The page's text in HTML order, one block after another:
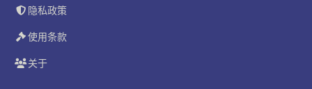
隐私政策
使用条款
关于